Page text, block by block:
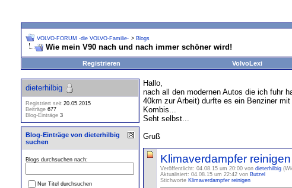
VOLVO-FORUM -die VOLVO-Familie- > Blogs
Wie mein V90 nach und nach immer schöner wird!
Registrieren VolvoLexi
Hallo,
nach all den modernen Autos die ich fuhr
40km zur Arbeit) durfte es ein Benziner
Kombis...
Seht selbst...
Gruß
Klimaverdampfer reinigen
Veröffentlicht: 04.08.15 um 20:00 von dieterhilbig
Aktualisiert: 04.08.15 um 22:42 von Butzel
Stichworte Klimaverdampfer reinigen
dieterhilbig
Registriert seit 20.05.2015
Beiträge 677
Blog-Einträge 3
Blog-Einträge von dieterhilbig
suchen
Blogs durchsuchen nach:
Nur Titel durchsuchen